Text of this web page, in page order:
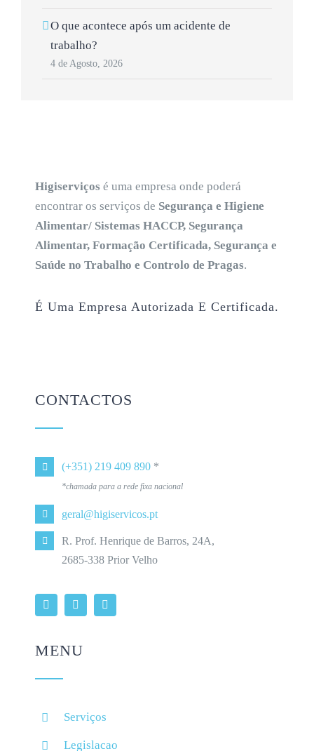
O que acontece após um acidente de
trabalho?
4 de Agosto, 2026
Higiserviços é uma empresa onde poderá
encontrar os serviços de Segurança e Higiene
Alimentar/ Sistemas HACCP, Segurança
Alimentar, Formação Certificada, Segurança e
Saúde no Trabalho e Controlo de Pragas.
É Uma Empresa Autorizada E Certificada.
CONTACTOS
(+351) 219 409 890 *
*chamada para a rede fixa nacional
geral@higiservicos.pt
R. Prof. Henrique de Barros, 24A,
2685-338 Prior Velho
MENU
Serviços
Legislacao